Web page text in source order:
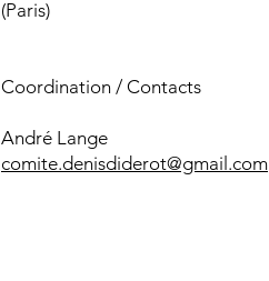
(Paris)
Coordination / Contacts
André Lange
comite.denisdiderot@gmail.com